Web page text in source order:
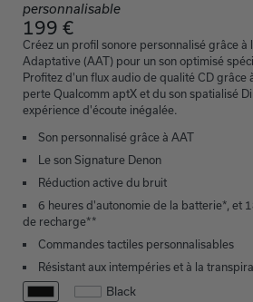
personnalisable
199 €
Créez un profil sonore personnalisé grâce à
Adaptative (AAT) pour un son optimisé
Profitez d'un flux audio de qualité CD grâce
perte Qualcomm aptX et du son spatialisé
expérience d'écoute inégalée.
Son personnalisé grâce à AAT
Le son Signature Denon
Réduction active du bruit
6 heures d'autonomie de la batterie*, et
de recharge**
Commandes tactiles personnalisables
Résistant aux intempéries et à la
Black